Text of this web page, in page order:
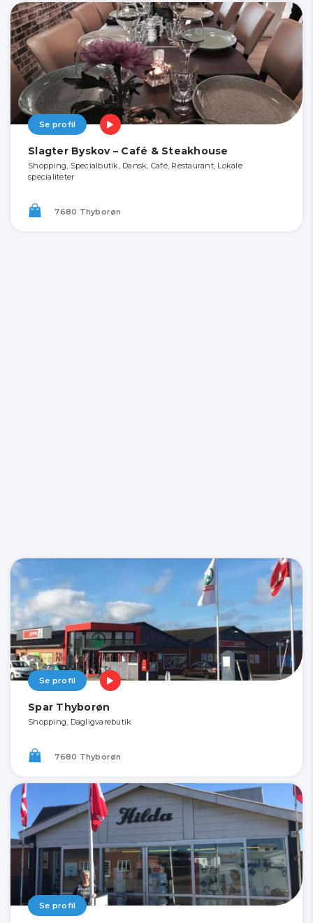
Se profil
Slagter Byskov – Café & Steakhouse
Shopping, Specialbutik, Dansk, Café, Restaurant, Lokale
specialiteter
7680 Thyborøn
Se profil
Spar Thyborøn
Shopping, Dagligvarebutik
7680 Thyborøn
Se profil